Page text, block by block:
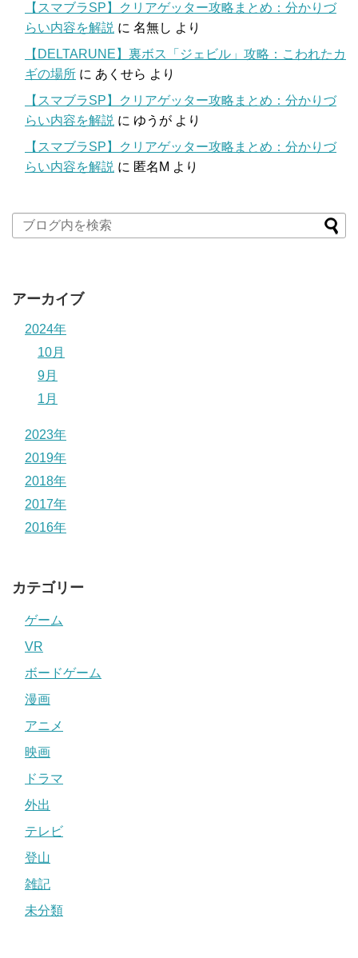
【スマブラSP】クリアゲッター攻略まとめ：分かりづ
らい内容を解説 に 名無し より
【DELTARUNE】裏ボス「ジェビル」攻略：こわれたカ
ギの場所 に あくせら より
【スマブラSP】クリアゲッター攻略まとめ：分かりづ
らい内容を解説 に ゆうが より
【スマブラSP】クリアゲッター攻略まとめ：分かりづ
らい内容を解説 に 匿名M より
アーカイブ
2024年
10月
9月
1月
2023年
2019年
2018年
2017年
2016年
カテゴリー
ゲーム
VR
ボードゲーム
漫画
アニメ
映画
ドラマ
外出
テレビ
登山
雑記
未分類